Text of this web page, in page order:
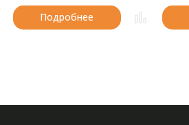
Подробнее